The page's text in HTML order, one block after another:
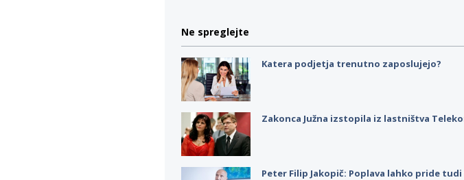
Ne spreglejte
Katera podjetja trenutno zaposlujejo?
Zakonca Južna izstopila iz lastništva
Peter Filip Jakopič: Poplava lahko pride